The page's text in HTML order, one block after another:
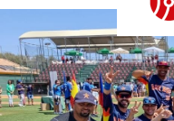
Agenda
Instalaciones
Comunicación